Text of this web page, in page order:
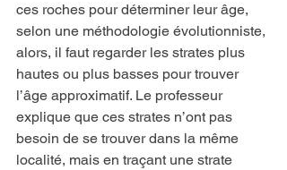
ces roches pour déterminer leur âge,
selon une méthodologie évolutionniste,
alors, il faut regarder les strates plus
hautes ou plus basses pour trouver
l’âge approximatif. Le professeur
explique que ces strates n’ont pas
besoin de se trouver dans la même
localité, mais en traçant une strate